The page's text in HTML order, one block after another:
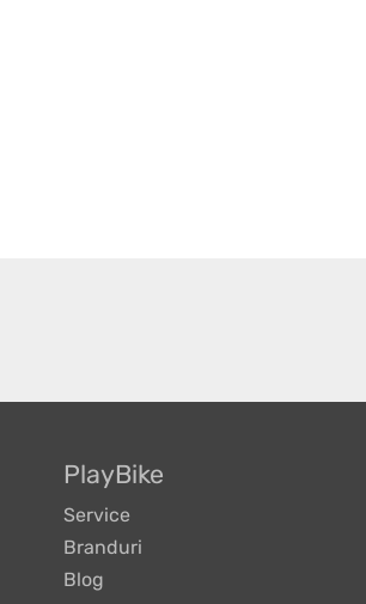
PlayBike
Service
Branduri
Blog